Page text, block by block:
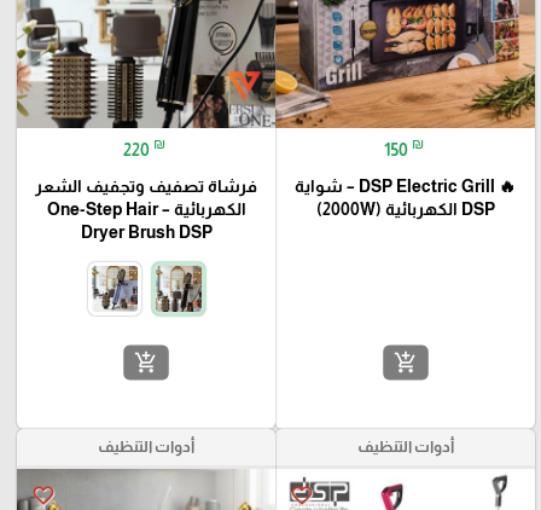
150 ₪
🔥 DSP Electric Grill – شواية
DSP الكهربائية (2000W)
add_shopping_cart
220 ₪
فرشاة تصفيف وتجفيف الشعر
الكهربائية – One-Step Hair
Dryer Brush DSP
add_shopping_cart
أدوات التنظيف
favorite_border
أدوات التنظيف
favorite_border